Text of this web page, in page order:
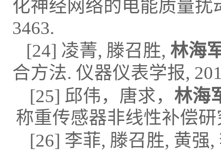
化神经网络的电能质量扰
3463.
[24] 凌菁, 滕召胜, 林海
合方法. 仪器仪表学报,
[25] 邱伟，唐求， 林海
称重传感器非线性补偿研
[26] 李菲, 滕召胜, 黄强,